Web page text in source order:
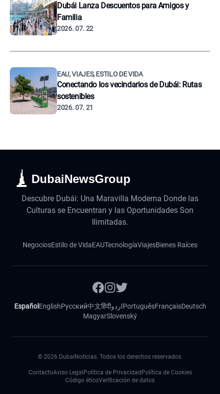
Dubái Lanza Descuentos para Amigos y
Familia
2026. 07. 22
EAU, VIAJES, ESTILO DE VIDA
Conectando los vecindarios de Dubái: Rutas
sostenibles
2026. 07. 21
DubaiNewsGroup
Descubre Dubái: Una Maravilla Moderna Donde las
Culturas se Encuentran y las Oportunidades Son
Ilimitadas.
NegociosEstilo de VidaEAUTecnologíaViajesBienes Raíces
Español EnglishРусский中文हिंदीاردوPortuguêsFrançaisDeutsch
MagyarSlovenský
© 2026 DubaiNoticias. Todos los derechos reservados.
ContactoAviso Legal Política de Privacidad Política de Cookies
Código éticoVerificación de datos